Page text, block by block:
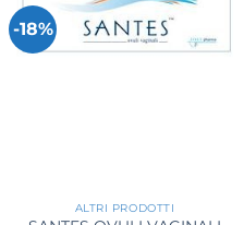
-18%
ALTRI PRODOTTI